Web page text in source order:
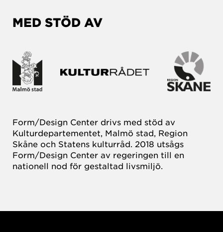
MED STÖD AV
Form/Design Center drivs med stöd av
Kulturdepartementet, Malmö stad, Region
Skåne och Statens kulturråd. 2018 utsågs
Form/Design Center av regeringen till en
nationell nod för gestaltad livsmiljö.